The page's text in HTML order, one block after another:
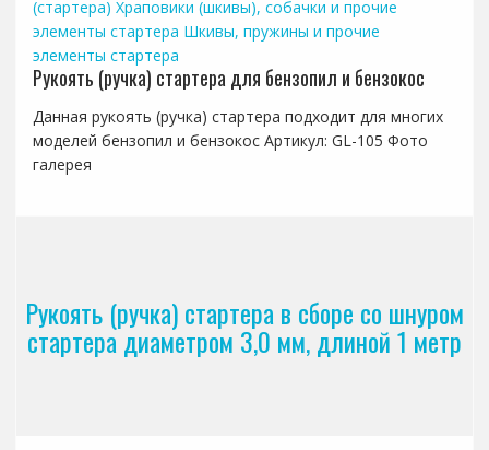
(стартера) Храповики (шкивы), собачки и прочие
элементы стартера Шкивы, пружины и прочие
элементы стартера
Рукоять (ручка) стартера для бензопил и бензокос
Данная рукоять (ручка) стартера подходит для многих
моделей бензопил и бензокос Артикул: GL-105 Фото
галерея
Рукоять (ручка) стартера в сборе со шнуром
стартера диаметром 3,0 мм, длиной 1 метр